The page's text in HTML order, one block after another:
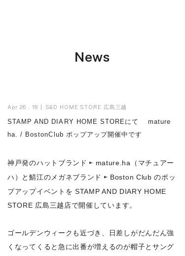
News
Apr 26 , 18 S&D HOME STORE 広島三越
STAMP AND DIARY HOME STOREにて mature
ha. / BostonClub ポップアップ開催中です
神戸発のハットブランド mature.ha
（マチュアー
ハ）と鯖江のメガネブランド
Boston Club のポッ
プアップイベントを STAMP AND DIARY HOME
STORE 広島三越店で開催しています。
ゴールデンウィークも近づき、日差しがだんだん強
くなってくると急に出番が増えるのが帽子とサング